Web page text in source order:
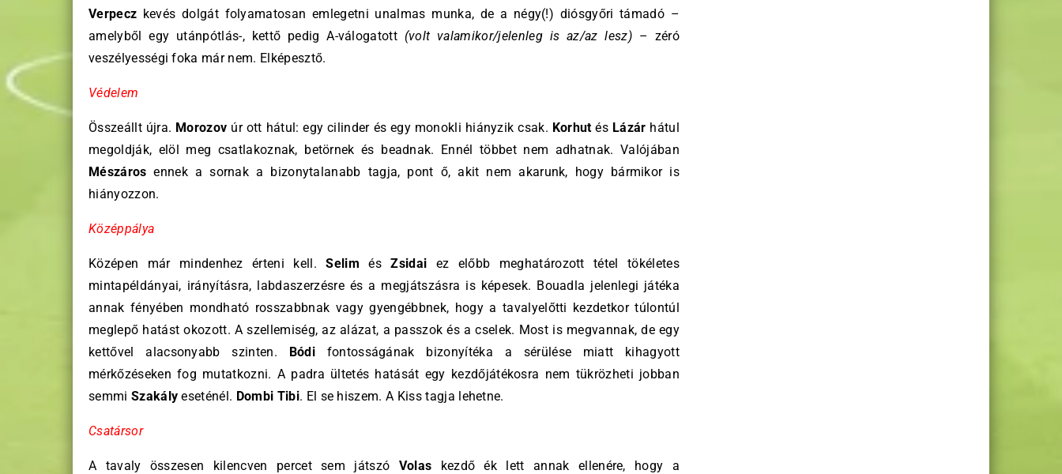
Verpecz kevés dolgát folyamatosan emlegetni unalmas munka, de a négy(!) diósgyőri támadó –
amelyből egy utánpótlás-, kettő pedig A-válogatott (volt valamikor/jelenleg is az/az lesz)– zéró
veszélyességi foka már nem. Elképesztő.
Védelem
Összeállt újra. Morozov úr ott hátul: egy cilinder és egy monokli hiányzik csak. Korhut és Lázár hátul
megoldják, elöl meg csatlakoznak, betörnek és beadnak. Ennél többet nem adhatnak. Valójában
Mészáros ennek a sornak a bizonytalanabb tagja, pont ő, akit nem akarunk, hogy bármikor is
hiányozzon.
Középpálya
Középen már mindenhez érteni kell.Selim ésZsidai ez előbb meghatározott tétel tökéletes
mintapéldányai, irányításra, labdaszerzésre és a megjátszásra is képesek. Bouadla jelenlegi játéka
annak fényében mondható rosszabbnak vagy gyengébbnek, hogy a tavalyelőtti kezdetkor túlontúl
meglepő hatást okozott. A szellemiség, az alázat, a passzok és a cselek. Most is megvannak, de egy
kettővel alacsonyabb szinten. Bódifontosságának bizonyítéka a sérülése miatt kihagyott
mérkőzéseken fog mutatkozni. A padra ültetés hatását egy kezdőjátékosra nem tükrözheti jobban
semmi Szakály eseténél. Dombi Tibi. El se hiszem. A Kiss tagja lehetne.
Csatársor
A tavaly összesen kilencven percet sem játszó Volas kezdő ék lett annak ellenére, hogy a